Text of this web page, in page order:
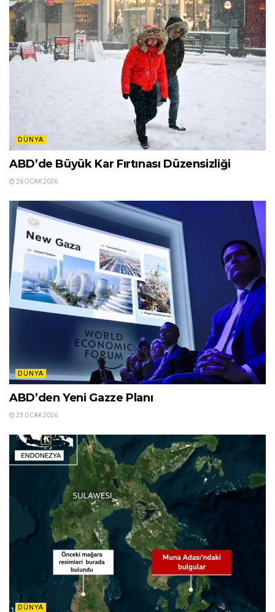
DÜNYA
ABD’de Büyük Kar Fırtınası Düzensizliği
26 OCAK 2026
DÜNYA
ABD’den Yeni Gazze Planı
23 OCAK 2026
DÜNYA